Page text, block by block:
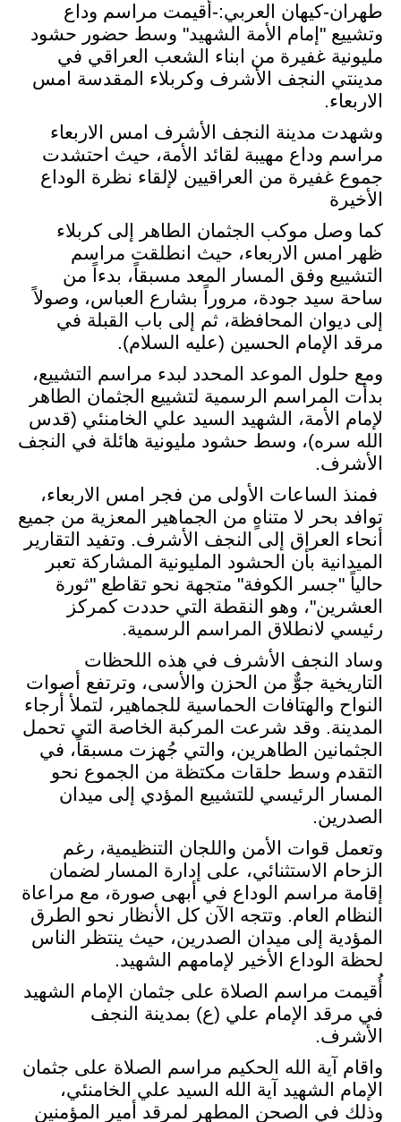
طهران-كيهان العربي:-أقيمت مراسم وداع
وتشييع "إمام الأمة الشهيد" وسط حضور حشود
مليونية غفيرة من ابناء الشعب العراقي في
مدينتي النجف الأشرف وكربلاء المقدسة امس
الاربعاء.
وشهدت مدينة النجف الأشرف امس الاربعاء
مراسم وداع مهيبة لقائد الأمة، حيث احتشدت
جموع غفيرة من العراقيين لإلقاء نظرة الوداع
الأخيرة
كما وصل موكب الجثمان الطاهر إلى كربلاء
ظهر امس الاربعاء، حيث انطلقت مراسم
التشييع وفق المسار المعد مسبقاً، بدءاً من
ساحة سيد جودة، مروراً بشارع العباس، وصولاً
إلى ديوان المحافظة، ثم إلى باب القبلة في
مرقد الإمام الحسين (عليه السلام).
ومع حلول الموعد المحدد لبدء مراسم التشييع،
بدأت المراسم الرسمية لتشييع الجثمان الطاهر
لإمام الأمة، الشهيد السيد علي الخامنئي (قدس
الله سره)، وسط حشود مليونية هائلة في النجف
الأشرف.
فمنذ الساعات الأولى من فجر امس الاربعاء،
توافد بحر لا متناهٍ من الجماهير المعزية من جميع
أنحاء العراق إلى النجف الأشرف. وتفيد التقارير
الميدانية بأن الحشود المليونية المشاركة تعبر
حالياً "جسر الكوفة" متجهة نحو تقاطع "ثورة
العشرين"، وهو النقطة التي حددت كمركز
رئيسي لانطلاق المراسم الرسمية.
وساد النجف الأشرف في هذه اللحظات
التاريخية جوٌّ من الحزن والأسى، وترتفع أصوات
النواح والهتافات الحماسية للجماهير، لتملأ أرجاء
المدينة. وقد شرعت المركبة الخاصة التي تحمل
الجثمانين الطاهرين، والتي جُهزت مسبقاً، في
التقدم وسط حلقات مكتظة من الجموع نحو
المسار الرئيسي للتشييع المؤدي إلى ميدان
الصدرين.
وتعمل قوات الأمن واللجان التنظيمية، رغم
الزحام الاستثنائي، على إدارة المسار لضمان
إقامة مراسم الوداع في أبهى صورة، مع مراعاة
النظام العام. وتتجه الآن كل الأنظار نحو الطرق
المؤدية إلى ميدان الصدرين، حيث ينتظر الناس
لحظة الوداع الأخير لإمامهم الشهيد.
أُقيمت مراسم الصلاة على جثمان الإمام الشهيد
في مرقد الإمام علي (ع) بمدينة النجف
الأشرف.
واقام آية الله الحكيم مراسم الصلاة على جثمان
الإمام الشهيد آية الله السيد علي الخامنئي،
وذلك في الصحن المطهر لمرقد أمير المؤمنين